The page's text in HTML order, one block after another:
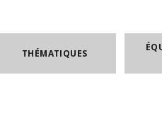
THÉMATIQUES